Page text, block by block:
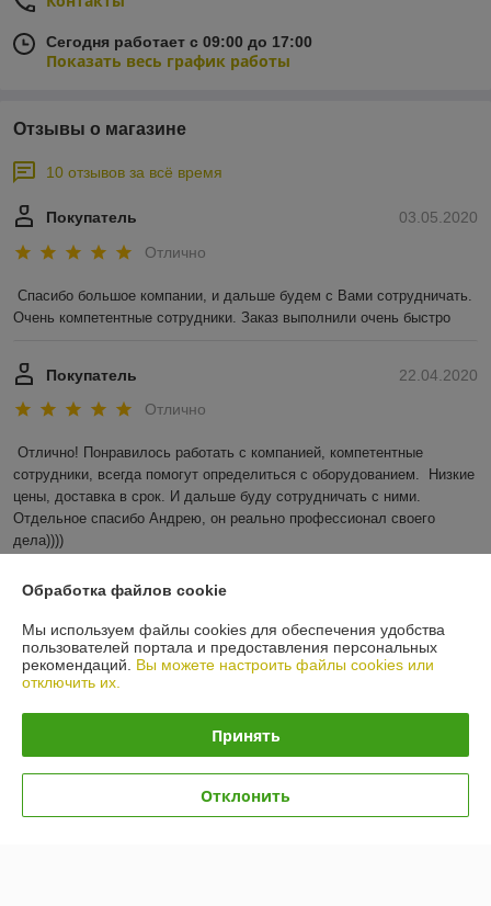
Сегодня работает с 09:00 до 17:00
Показать весь график работы
Отзывы о магазине
10 отзывов за всё время
03.05.2020
Покупатель
Отлично
Спасибо большое компании, и дальше будем с Вами сотрудничать.
Очень компетентные сотрудники. Заказ выполнили очень быстро
22.04.2020
Покупатель
Отлично
Отлично! Понравилось работать с компанией, компетентные
сотрудники, всегда помогут определиться с оборудованием.  Низкие
цены, доставка в срок. И дальше буду сотрудничать с ними.
Отдельное спасибо Андрею, он реально профессионал своего
дела))))
Показать все отзывы
О нас
Доставка и оплата
График работы
Обработка файлов cookie
Мы используем файлы cookies для обеспечения удобства
пользователей портала и предоставления персональных
рекомендаций. Вы можете настроить файлы cookies или
отключить их.
Принять
Отклонить